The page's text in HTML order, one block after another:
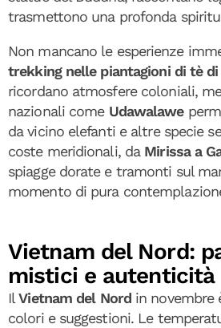
trasmettono una profonda
Non mancano le esperienze
trekking nelle piantagioni di tè
ricordano atmosfere coloniali,
nazionali come Udawalawe
da vicino elefanti e altre specie
coste meridionali, da Mirissa a
spiagge dorate e tramonti sul
momento di pura
Vietnam del Nord:
mistici e autenticità
IlVietnam del Nordin novembre
colori e suggestioni. Le